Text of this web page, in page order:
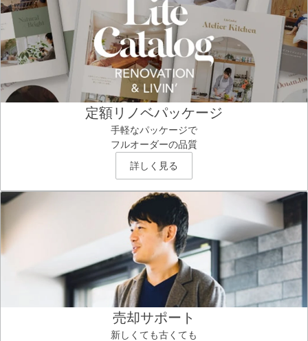
定額リノベパッケージ
手軽なパッケージで
フルオーダーの品質
詳しく見る
売却サポート
新しくても古くても